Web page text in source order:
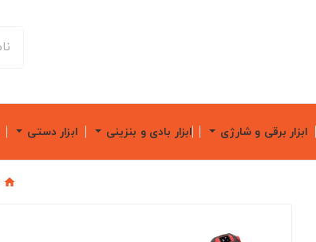
ابزار برقی و شارژی ابزار بادی و بنزینی ابزار دستی